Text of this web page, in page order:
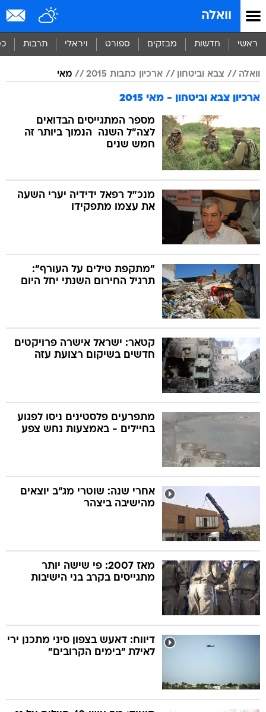
וואלה
ראשי חדשות מבזקים ספורט ויראלי תרבות
וואלה צבא וביטחון ארכיון כתבות 2015 מאי
ארכיון צבא וביטחון - מאי 2015
מספר המתגייסים הבדואים
לצה"ל השנה  הנמוך ביותר זה
חמש שנים
מנכ"ל רפאל ידידיה יערי השעה
את עצמו מתפקידו
"מתקפת טילים על העורף":
תרגיל החירום השנתי יחל היום
קטאר: ישראל אישרה פרויקטים
חדשים בשיקום רצועת עזה
מתפרעים פלסטינים ניסו לפגוע
בחיילים - באמצעות נחש צפע
אחרי שנה: שוטרי מג"ב יוצאים
מהישיבה ביצהר
מאז 2007: פי שישה יותר
מתגייסים בקרב בני הישיבות
דיווח: דאעש בצפון סיני מתכנן ירי
לאילת "בימים הקרובים"